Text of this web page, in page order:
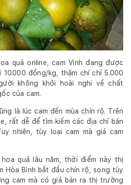
quả online, cam Vinh đang được
đồng/kg, thậm chí chỉ 5.000
không khỏi hoài nghi về chất
của cam.
là lúc cam đến mùa chín rộ. Trên
rất dễ để tìm kiếm các địa chỉ bán
nhiên, tùy loại cam mà giá cam
quả lâu năm, thời điểm này thị
Hòa Bình bắt đầu chín rộ, song tùy
cam mà có giá bán ra thị trường